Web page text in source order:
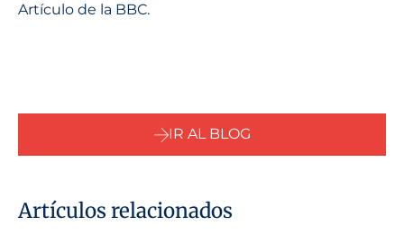
Artículo de la BBC.
IR AL BLOG
Artículos relacionados